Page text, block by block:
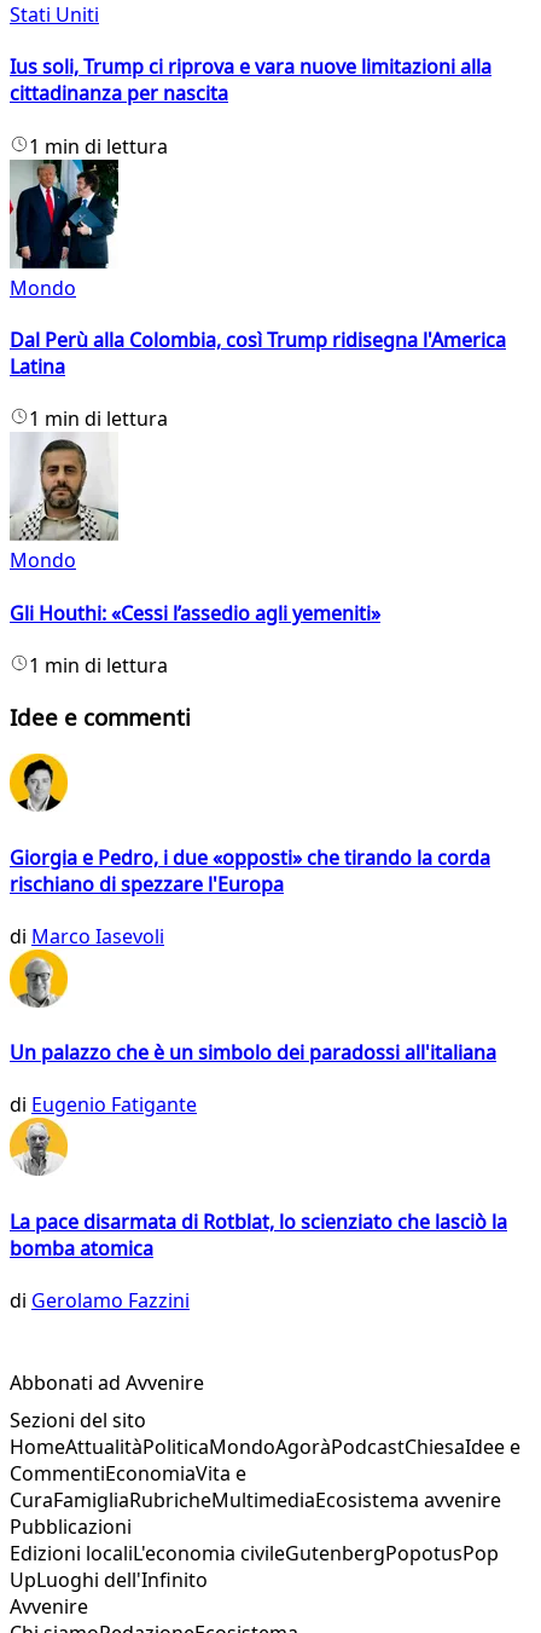
Stati Uniti
Ius soli, Trump ci riprova e vara nuove limitazioni alla
cittadinanza per nascita
1 min di lettura
Mondo
Dal Perù alla Colombia, così Trump ridisegna l'America
Latina
1 min di lettura
Mondo
Gli Houthi: «Cessi l’assedio agli yemeniti»
1 min di lettura
Idee e commenti
Giorgia e Pedro, i due «opposti» che tirando la corda
rischiano di spezzare l'Europa
di Marco Iasevoli
Un palazzo che è un simbolo dei paradossi all'italiana
di Eugenio Fatigante
La pace disarmata di Rotblat, lo scienziato che lasciò la
bomba atomica
di Gerolamo Fazzini
Abbonati ad Avvenire
Sezioni del sito
HomeAttualitàPoliticaMondoAgoràPodcastChiesaIdee e
CommentiEconomiaVita e
CuraFamigliaRubricheMultimediaEcosistema avvenire
Pubblicazioni
Edizioni localiL'economia civileGutenbergPopotusPop
UpLuoghi dell'Infinito
Avvenire